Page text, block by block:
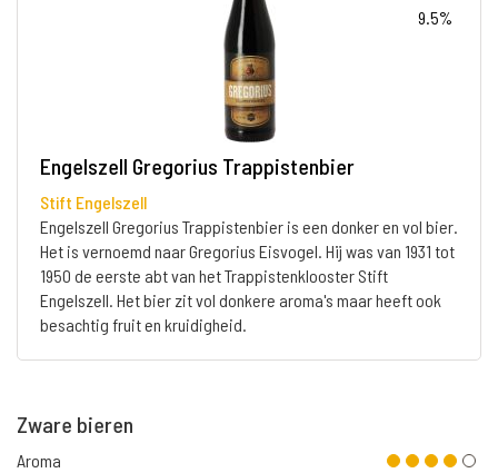
9.5%
Engelszell Gregorius Trappistenbier
Stift Engelszell
Engelszell Gregorius Trappistenbier is een donker en vol bier.
Het is vernoemd naar Gregorius Eisvogel. Hij was van 1931 tot
1950 de eerste abt van het Trappistenklooster Stift
Engelszell. Het bier zit vol donkere aroma's maar heeft ook
besachtig fruit en kruidigheid.
Zware bieren
Aroma